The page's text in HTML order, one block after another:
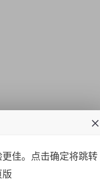
佳。点击确定将跳转